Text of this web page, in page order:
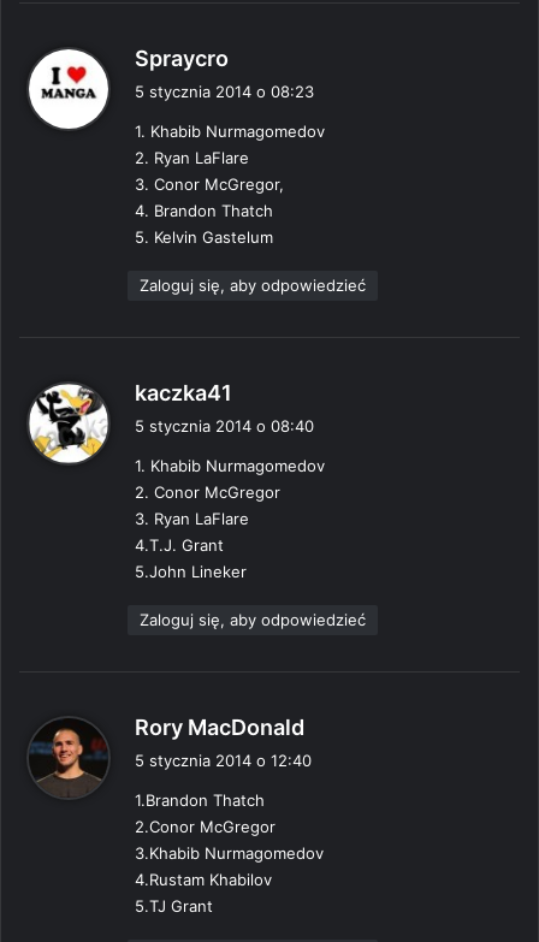
Spraycro
z
e
:
5 stycznia 2014 o 08:23
1. Khabib Nurmagomedov
2. Ryan LaFlare
3. Conor McGregor,
4. Brandon Thatch
5. Kelvin Gastelum
Zaloguj się, aby odpowiedzieć
kaczka41
z
e
:
5 stycznia 2014 o 08:40
1. Khabib Nurmagomedov
2. Conor McGregor
3. Ryan LaFlare
4.T.J. Grant
5.John Lineker
Zaloguj się, aby odpowiedzieć
Rory MacDonald
:
5 stycznia 2014 o 12:40
1.Brandon Thatch
2.Conor McGregor
3.Khabib Nurmagomedov
4.Rustam Khabilov
5.TJ Grant